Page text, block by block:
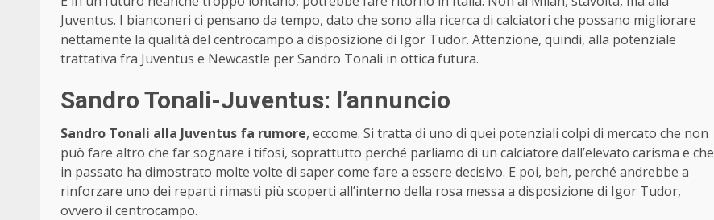
Juventus. I bianconeri ci pensano da tempo, dato che sono alla ricerca di calciatori che possano migliorare
nettamente la qualità del centrocampo a disposizione di Igor Tudor. Attenzione, quindi, alla potenziale
trattativa fra Juventus e Newcastle per Sandro Tonali in ottica futura.
Sandro Tonali-Juventus: l’annuncio
Sandro Tonali alla Juventus fa rumore, eccome. Si tratta di uno di quei potenziali colpi di mercato che non
può fare altro che far sognare i tifosi, soprattutto perché parliamo di un calciatore dall’elevato carisma e che
in passato ha dimostrato molte volte di saper come fare a essere decisivo. E poi, beh, perché andrebbe a
rinforzare uno dei reparti rimasti più scoperti all’interno della rosa messa a disposizione di Igor Tudor,
ovvero il centrocampo.